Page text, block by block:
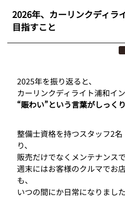
2026年、カーリンクディラ
目指すこと
2025年を振り返ると、
カーリンクディライト浦和イ
“賑わい”という言葉がしっく
整備士資格を持つスタッフ2
り、
販売だけでなくメンテナンス
週末にはお客様のクルマでお
も、
いつの間にか日常になりました